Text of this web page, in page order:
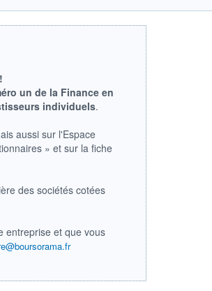
un de la Finance en
individuels.
aussi sur l'Espace
» et sur la fiche
des sociétés cotées
entreprise et que vous